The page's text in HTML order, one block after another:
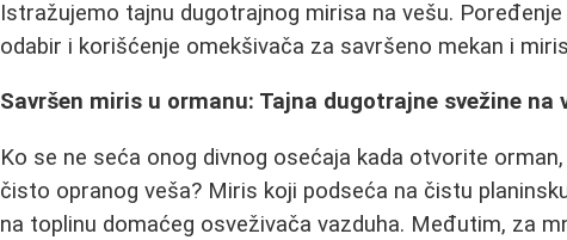
Istražujemo tajnu dugotrajnog mirisa na vešu.
odabir i korišćenje omekšivača za savršeno mekan i
Savršen miris u ormanu: Tajna dugotrajne svežine na
Ko se ne seća onog divnog osećaja kada otvorite
čisto opranog veša? Miris koji podseća na čistu
na toplinu domaćeg osveživača vazduha. Međutim, za